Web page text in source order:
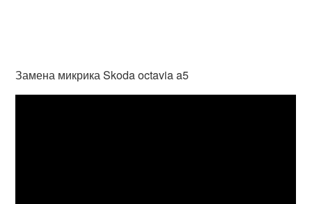
Замена микрика Skoda octavia a5